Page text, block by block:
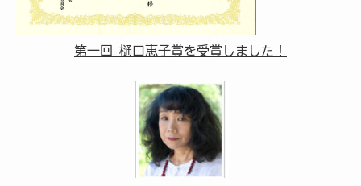
第一回 樋口恵子賞を受賞しました！